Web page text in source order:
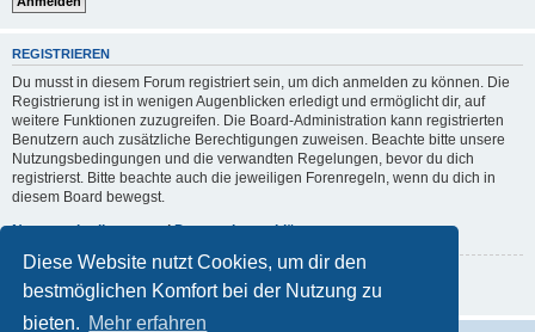
Diese Website nutzt Cookies, um dir den
bestmöglichen Komfort bei der Nutzung zu
bieten. Mehr erfahren
REGISTRIEREN
Du musst in diesem Forum registriert sein, um dich anmelden zu können. Die
Registrierung ist in wenigen Augenblicken erledigt und ermöglicht dir, auf
weitere Funktionen zuzugreifen. Die Board-Administration kann registrierten
Benutzern auch zusätzliche Berechtigungen zuweisen. Beachte bitte unsere
Nutzungsbedingungen und die verwandten Regelungen, bevor du dich
registrierst. Bitte beachte auch die jeweiligen Forenregeln, wenn du dich in
diesem Board bewegst.
Nutzungsbedingungen|Datenschutzerklärung
Registrieren